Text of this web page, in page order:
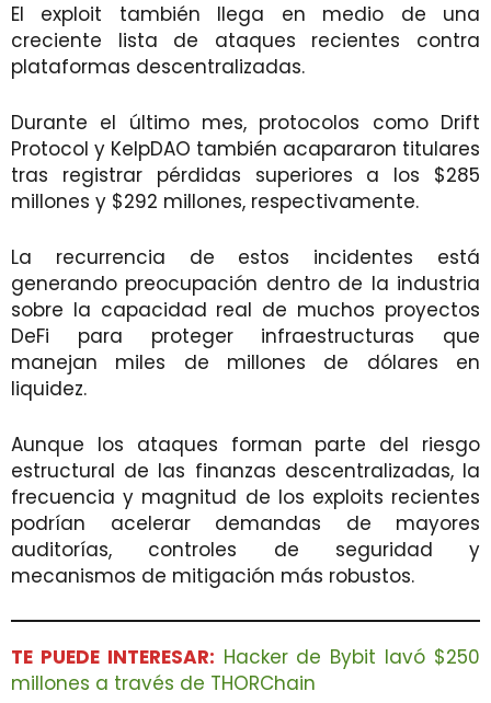
El exploit también llega en medio de una
creciente lista de ataques recientes contra
plataformas descentralizadas.
Durante el último mes, protocolos como Drift
Protocol y KelpDAO también acapararon titulares
tras registrar pérdidas superiores a los $285
millones y $292 millones, respectivamente.
La recurrencia de estos incidentes está
generando preocupación dentro de la industria
sobre la capacidad real de muchos proyectos
DeFi para proteger infraestructuras que
manejan miles de millones de dólares en
liquidez.
Aunque los ataques forman parte del riesgo
estructural de las finanzas descentralizadas, la
frecuencia y magnitud de los exploits recientes
podrían acelerar demandas de mayores
auditorías, controles de seguridad y
mecanismos de mitigación más robustos.
TE PUEDE INTERESAR: Hacker de Bybit lavó $250
millones a través de THORChain